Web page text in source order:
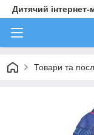
Дитячий
Товари та